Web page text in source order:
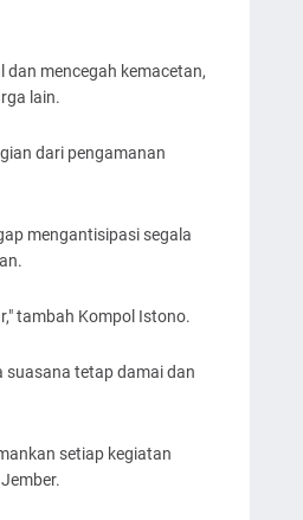
mencegah kemacetan,
lain.
dari pengamanan
mengantisipasi segala
tambah Kompol Istono.
suasana tetap damai dan
setiap kegiatan